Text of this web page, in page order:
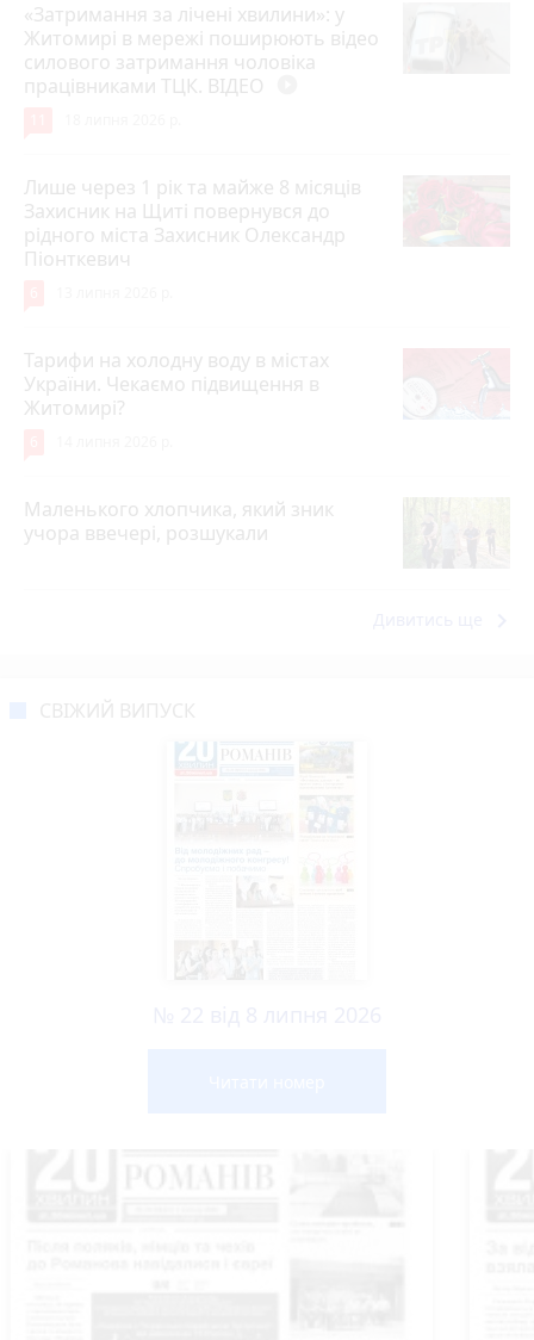
«Затримання за лічені хвилини»: у
Житомирі в мережі поширюють відео
силового затримання чоловіка
працівниками ТЦК. ВІДЕО
Лише через 1 рік та майже 8 місяців
Захисник на Щиті повернувся до
рідного міста Захисник Олександр
Піонткевич
Тарифи на холодну воду в містах
України. Чекаємо підвищення в
Житомирі?
Маленького хлопчика, який зник
учора ввечері, розшукали